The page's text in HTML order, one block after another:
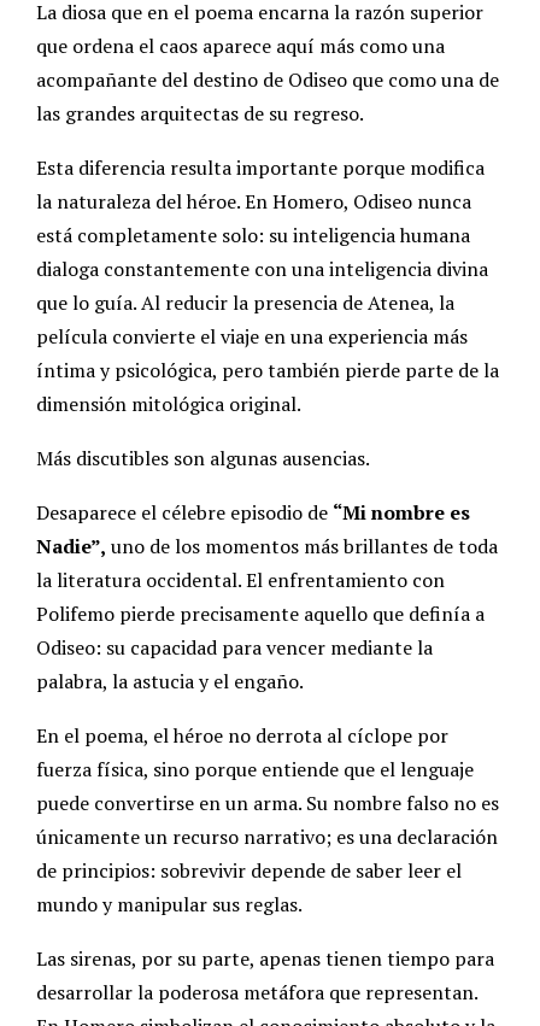
La diosa que en el poema encarna la razón superior
que ordena el caos aparece aquí más como una
acompañante del destino de Odiseo que como una de
las grandes arquitectas de su regreso.
Esta diferencia resulta importante porque modifica
la naturaleza del héroe. En Homero, Odiseo nunca
está completamente solo: su inteligencia humana
dialoga constantemente con una inteligencia divina
que lo guía. Al reducir la presencia de Atenea, la
película convierte el viaje en una experiencia más
íntima y psicológica, pero también pierde parte de la
dimensión mitológica original.
Más discutibles son algunas ausencias.
Desaparece el célebre episodio de “Mi nombre es
Nadie”, uno de los momentos más brillantes de toda
la literatura occidental. El enfrentamiento con
Polifemo pierde precisamente aquello que definía a
Odiseo: su capacidad para vencer mediante la
palabra, la astucia y el engaño.
En el poema, el héroe no derrota al cíclope por
fuerza física, sino porque entiende que el lenguaje
puede convertirse en un arma. Su nombre falso no es
únicamente un recurso narrativo; es una declaración
de principios: sobrevivir depende de saber leer el
mundo y manipular sus reglas.
Las sirenas, por su parte, apenas tienen tiempo para
desarrollar la poderosa metáfora que representan.